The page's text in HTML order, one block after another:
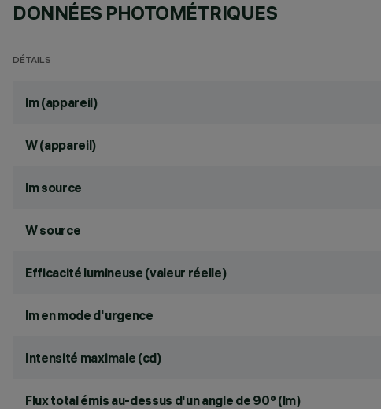
DONNÉES PHOTOMÉTRIQUES
DÉTAILS
lm (appareil)
W (appareil)
lm source
W source
Efficacité lumineuse (valeur réelle)
lm en mode d'urgence
Intensité maximale (cd)
Flux total émis au-dessus d'un angle de 90° (lm)